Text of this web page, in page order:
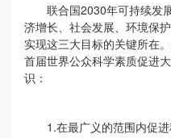
联合国2030年可持续发
济增长、社会发展、环境保
实现这三大目标的关键所在
首届世界公众科学素质促进
识：
1.在最广义的范围内促进